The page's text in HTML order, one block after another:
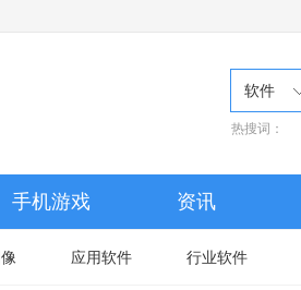
软件
热搜词：
手机游戏 资讯
应用软件 行业软件